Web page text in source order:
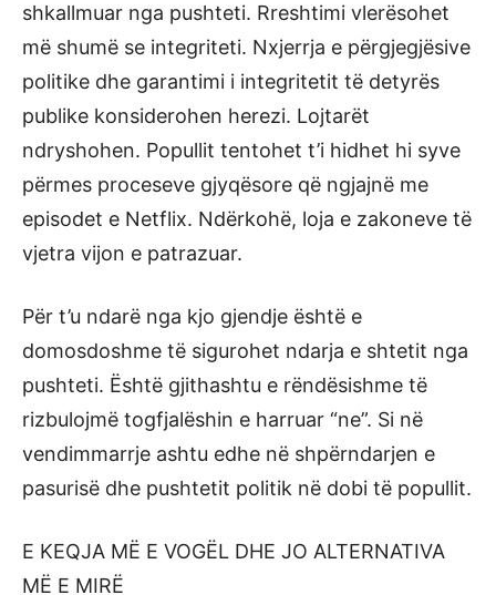
shkallmuar nga pushteti. Rreshtimi vlerësohet
më shumë se integriteti. Nxjerrja e përgjegjësive
politike dhe garantimi i integritetit të detyrës
publike konsiderohen herezi. Lojtarët
ndryshohen. Popullit tentohet t’i hidhet hi syve
përmes proceseve gjyqësore që ngjajnë me
episodet e Netflix. Ndërkohë, loja e zakoneve të
vjetra vijon e patrazuar.
Për t’u ndarë nga kjo gjendje është e
domosdoshme të sigurohet ndarja e shtetit nga
pushteti. Është gjithashtu e rëndësishme të
rizbulojmë togfjalëshin e harruar “ne”. Si në
vendimmarrje ashtu edhe në shpërndarjen e
pasurisë dhe pushtetit politik në dobi të popullit.
E KEQJA MË E VOGËL DHE JO ALTERNATIVA
MË E MIRË